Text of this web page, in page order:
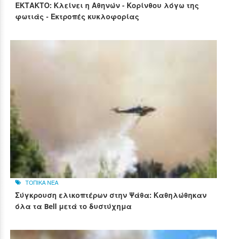
ΕΚΤΑΚΤΟ: Κλείνει η Αθηνών - Κορίνθου λόγω της
φωτιάς - Εκτροπές κυκλοφορίας
ΤΟΠΙΚΑ ΝΕΑ
Σύγκρουση ελικοπτέρων στην Ψάθα: Καθηλώθηκαν
όλα τα Bell μετά το δυστύχημα